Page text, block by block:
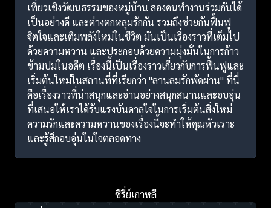
เที่ยวเชิงวัฒนธรรมของหมู่บ้าน สองคนทำงานร่วมกันได้
เป็นอย่างดี และต่างตกหลุมรักกัน รวมถึงช่วยกันฟื้นฟู
จิตใจและเติมพลังใหม่ในชีวิต มันเป็นเรื่องราวที่เต็มไป
ด้วยความหวาน และประกอบด้วยความมุ่งมั่นในการก้าว
ข้ามปมในอดีต เรื่องนี้เป็นเรื่องราวเกี่ยวกับการฟื้นฟูและ
เริ่มต้นใหม่ในสถานที่ที่เรียกว่า "ลานลมรักพัดผ่าน" ที่นี่
คือเรื่องราวที่น่าสนุกและอ่านอย่างสนุกสนานและอบอุ่น
ที่เสนอให้เราได้รับแรงบันดาลใจในการเริ่มต้นสิ่งใหม่
ความรักและความหวานของเรื่องนี้จะทำให้คุณหัวเราะ
และรู้สึกอบอุ่นในใจตลอดทาง
ซีรี่ย์เกาหลี